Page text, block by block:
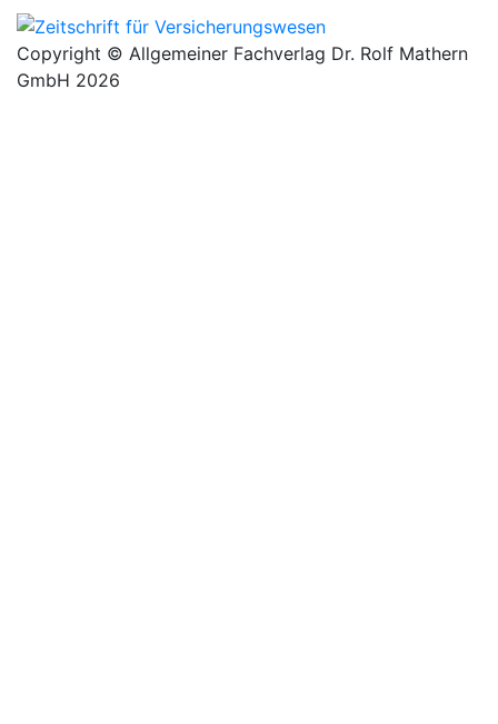
Copyright © Allgemeiner Fachverlag Dr. Rolf Mathern
GmbH 2026